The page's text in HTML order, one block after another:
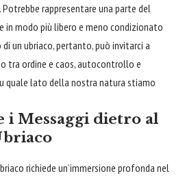
rappresentare una parte del
in modo più libero e meno condizionato
un ubriaco, pertanto, può invitarci a
tra ordine e caos, autocontrollo e
quale lato della nostra natura stiamo
i Messaggi dietro al
richiede un’immersione profonda nel